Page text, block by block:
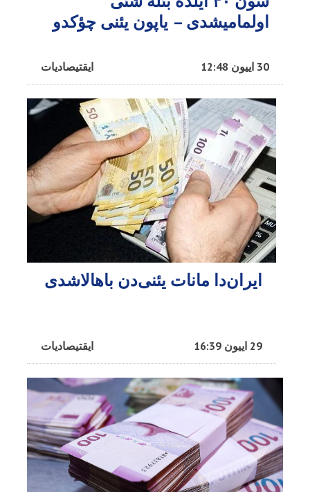
اولمامیشدی – یاپون یئنی چؤکدو
ایقتیصادیات 30 اییون 12:48
ایران‌دا مانات یئنی‌دن باهالاشدی
ایقتیصادیات 29 اییون 16:39